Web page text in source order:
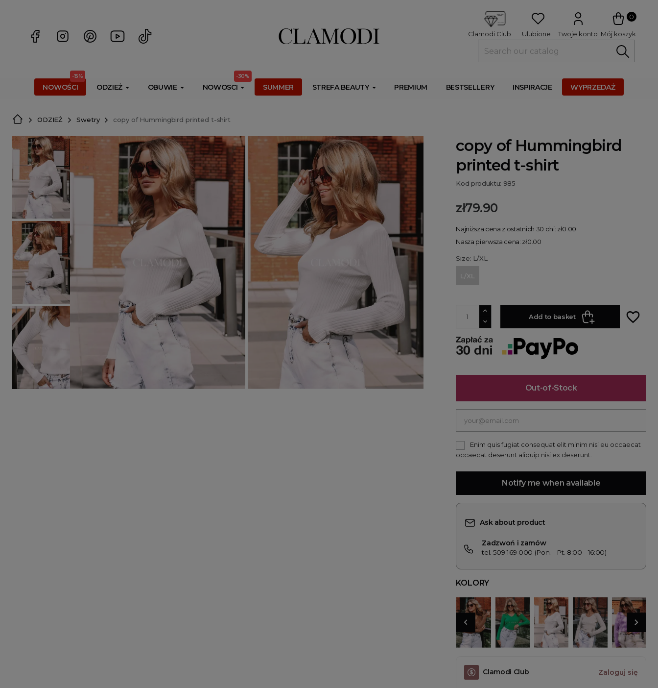
0
Mój koszyk
Twoje konto
Ulubione
Clamodi Club
NOWOŚCI
-15%
ODZIEŻ OBUWIE NOWOSCI
-30%
SUMMER STREFA BEAUTY PREMIUM BESTSELLERY INSPIRACJE WYPRZEDAŻ
ODZIEŻ Swetry copy of Hummingbird printed t-shirt
copy of Hummingbird
printed t-shirt
Kod produktu: 985
zł79.90
Najniższa cena z ostatnich 30 dni: zł0.00
Nasza pierwsza cena: zł0.00
Size: L/XL
L/XL
Add to basket favorite_border
Out-of-Stock
Enim quis fugiat consequat elit minim nisi eu occaecat
occaecat deserunt aliquip nisi ex deserunt.
Notify me when available
Ask about product
Zadzwoń i zamów
tel. 509 169 000 (Pon. - Pt. 8:00 - 16:00)
KOLORY
Clamodi Club Zaloguj się